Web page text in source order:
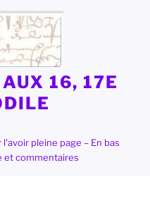
16, 17E
pleine page – En bas
et commentaires